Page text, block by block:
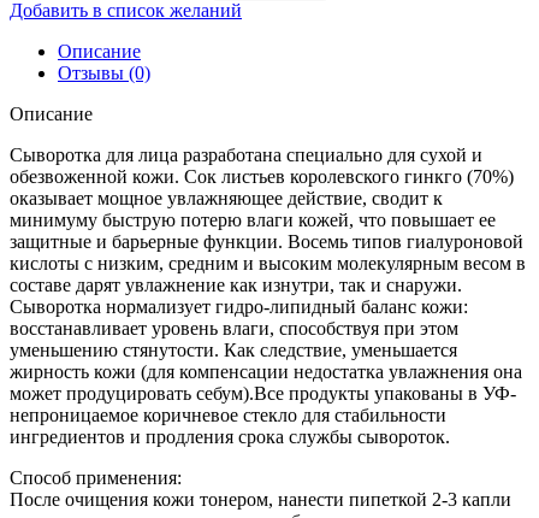
Добавить в список желаний
Описание
Отзывы (0)
Описание
Сыворотка для лица разработана специально для сухой и
обезвоженной кожи. Сок листьев королевского гинкго (70%)
оказывает мощное увлажняющее действие, сводит к
минимуму быструю потерю влаги кожей, что повышает ее
защитные и барьерные функции. Восемь типов гиалуроновой
кислоты с низким, средним и высоким молекулярным весом в
составе дарят увлажнение как изнутри, так и снаружи.
Сыворотка нормализует гидро-липидный баланс кожи:
восстанавливает уровень влаги, способствуя при этом
уменьшению стянутости. Как следствие, уменьшается
жирность кожи (для компенсации недостатка увлажнения она
может продуцировать себум).Все продукты упакованы в УФ-
непроницаемое коричневое стекло для стабильности
ингредиентов и продления срока службы сывороток.
Способ применения:
После очищения кожи тонером, нанести пипеткой 2-3 капли